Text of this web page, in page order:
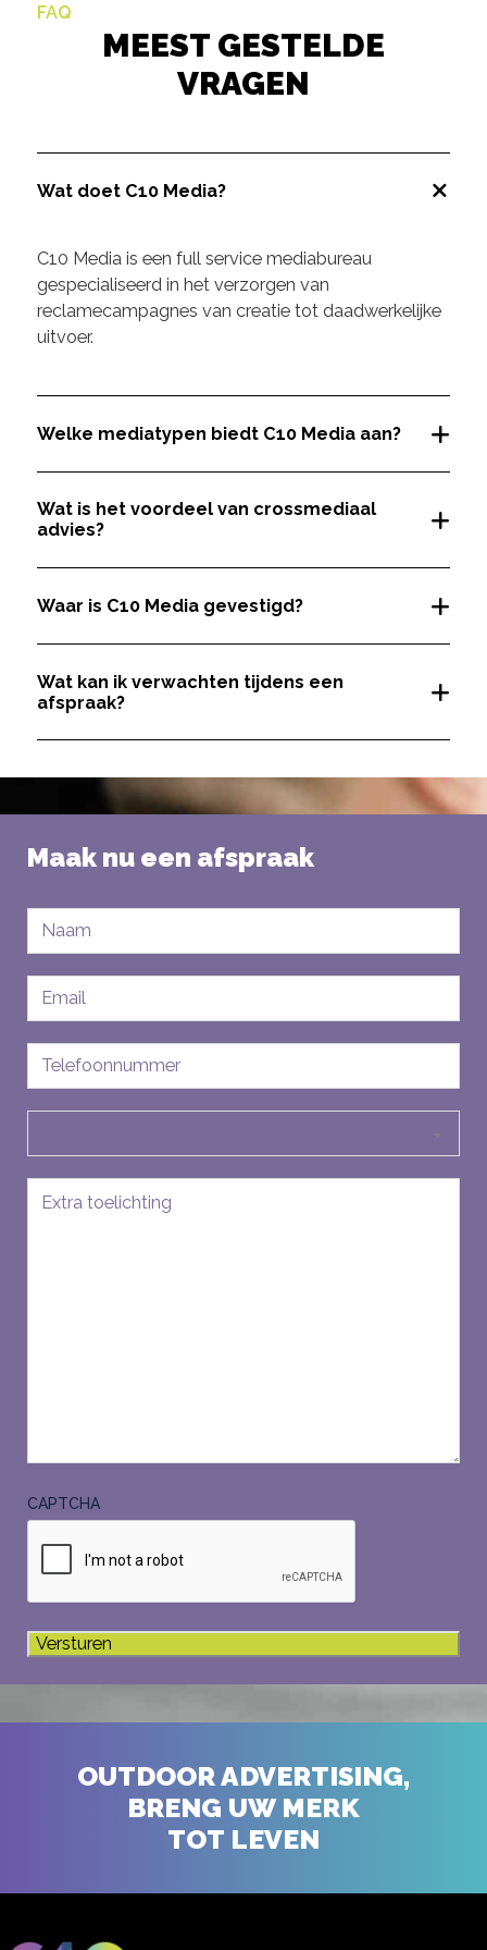
FAQ
MEEST GESTELDE
VRAGEN
Wat doet C10 Media?
C10 Media is een full service mediabureau
gespecialiseerd in het verzorgen van
reclamecampagnes van creatie tot daadwerkelijke
uitvoer.
Welke mediatypen biedt C10 Media aan?
Wat is het voordeel van crossmediaal
advies?
Waar is C10 Media gevestigd?
Wat kan ik verwachten tijdens een
afspraak?
Maak nu een afspraak
mailadres
CAPTCHA
OUTDOOR ADVERTISING,
BRENG UW MERK
TOT LEVEN